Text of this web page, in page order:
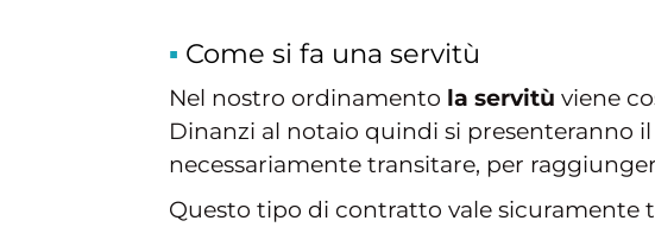
Come si fa una servitù
Nel nostro ordinamento la servitù viene
Dinanzi al notaio quindi si presenteranno
necessariamente transitare, per
Questo tipo di contratto vale sicuramente